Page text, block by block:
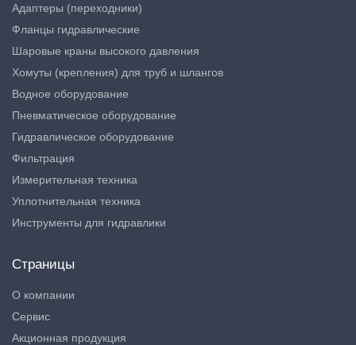
Адаптеры (переходники)
Фланцы гидравлические
Шаровые краны высокого давления
Хомуты (крепления) для труб и шлангов
Водное оборудование
Пневматическое оборудование
Гидравлическое оборудование
Фильтрация
Измерительная техника
Уплотнительная техника
Инструменты для гидравлики
Страницы
О компании
Сервис
Акционная продукция